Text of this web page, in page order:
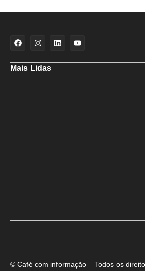
Mais Lidas
© Café com informação – Todos os